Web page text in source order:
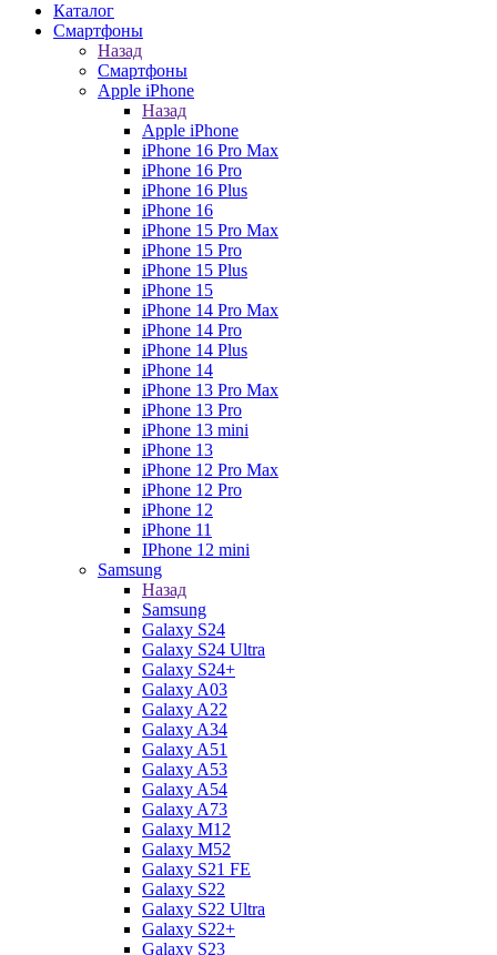
Каталог
Смартфоны
Назад
Смартфоны
Apple iPhone
Назад
Apple iPhone
iPhone 16 Pro Max
iPhone 16 Pro
iPhone 16 Plus
iPhone 16
iPhone 15 Pro Max
iPhone 15 Pro
iPhone 15 Plus
iPhone 15
iPhone 14 Pro Max
iPhone 14 Pro
iPhone 14 Plus
iPhone 14
iPhone 13 Pro Max
iPhone 13 Pro
iPhone 13 mini
iPhone 13
iPhone 12 Pro Max
iPhone 12 Pro
iPhone 12
iPhone 11
IPhone 12 mini
Samsung
Назад
Samsung
Galaxy S24
Galaxy S24 Ultra
Galaxy S24+
Galaxy A03
Galaxy A22
Galaxy A34
Galaxy A51
Galaxy A53
Galaxy A54
Galaxy A73
Galaxy M12
Galaxy M52
Galaxy S21 FE
Galaxy S22
Galaxy S22 Ultra
Galaxy S22+
Galaxy S23